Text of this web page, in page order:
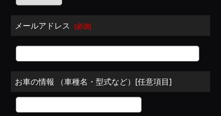
メールアドレス [必須]
お車の情報 （車種名・型式など）[任意項目]